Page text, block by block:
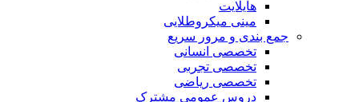
هایلایت
مینی میکروطلایی
جمع بندی و مرور سریع
تخصصی انسانی
تخصصی تجربی
تخصصی ریاضی
دروس عمومی مشترک